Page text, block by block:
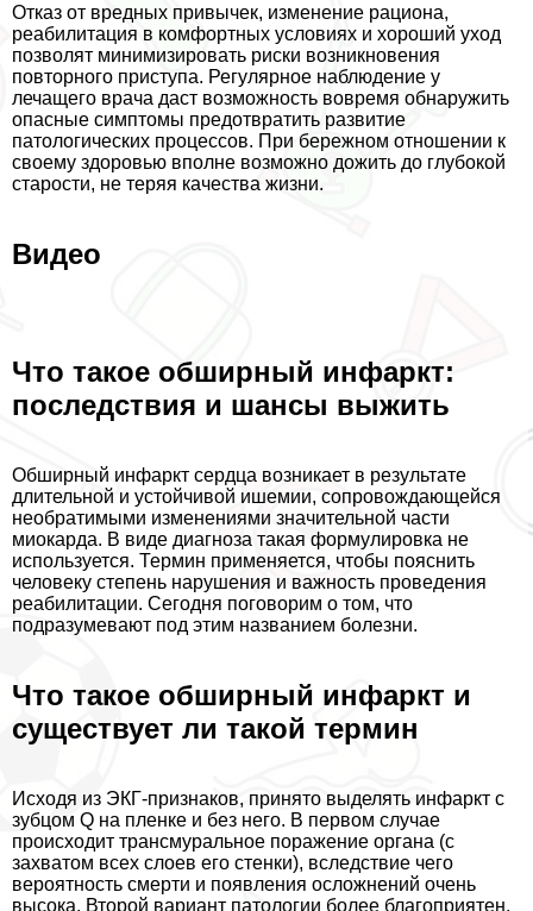
Отказ от вредных привычек, изменение рациона,
реабилитация в комфортных условиях и хороший уход
позволят минимизировать риски возникновения
повторного приступа. Регулярное наблюдение у
лечащего врача даст возможность вовремя обнаружить
опасные симптомы предотвратить развитие
патологических процессов. При бережном отношении к
своему здоровью вполне возможно дожить до глубокой
старости, не теряя качества жизни.
Видео
Что такое обширный инфаркт:
последствия и шансы выжить
Обширный инфаркт сердца возникает в результате
длительной и устойчивой ишемии, сопровождающейся
необратимыми изменениями значительной части
миокарда. В виде диагноза такая формулировка не
используется. Термин применяется, чтобы пояснить
человеку степень нарушения и важность проведения
реабилитации. Сегодня поговорим о том, что
подразумевают под этим названием болезни.
Что такое обширный инфаркт и
существует ли такой термин
Исходя из ЭКГ-признаков, принято выделять инфаркт с
зубцом Q на пленке и без него. В первом случае
происходит трaнcмуральное поражение органа (с
захватом всех слоев его стенки), вследствие чего
вероятность cмepти и появления осложнений очень
высока. Второй вариант патологии более благоприятен.